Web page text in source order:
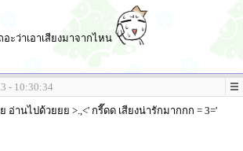
ะว่าเอาเสียงมาจากไหน
- 10:30:34
อ่านไปด้วยยย >.,<' กรี๊ดด เสียงน่ารักมากกก = 3='